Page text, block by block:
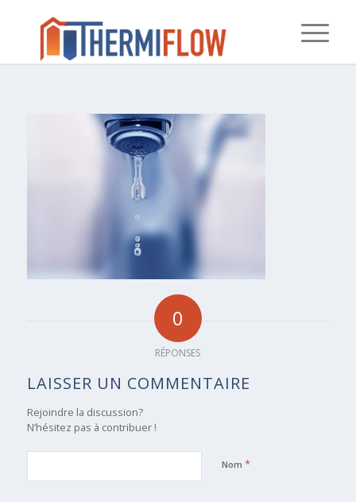
0
RÉPONSES
LAISSER UN COMMENTAIRE
Rejoindre la discussion?
N’hésitez pas à contribuer !
Nom *